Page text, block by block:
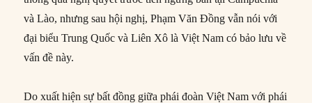
và Lào, nhưng sau hội nghị, Phạm Văn Đồng vẫn nói với
đại biểu Trung Quốc và Liên Xô là Việt Nam có bảo lưu về
vấn đề này.
Do xuất hiện sự bất đồng giữa phái đoàn Việt Nam với phái